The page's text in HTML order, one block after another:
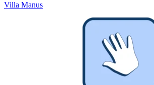
Villa Manus